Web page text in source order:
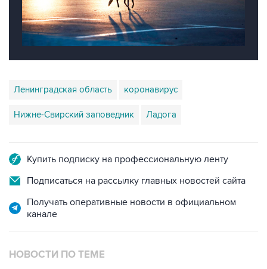
Ленинградская область коронавирус
Нижне-Свирский заповедник Ладога
Купить подписку на профессиональную ленту
Подписаться на рассылку главных новостей сайта
Получать оперативные новости в официальном
канале
НОВОСТИ ПО ТЕМЕ